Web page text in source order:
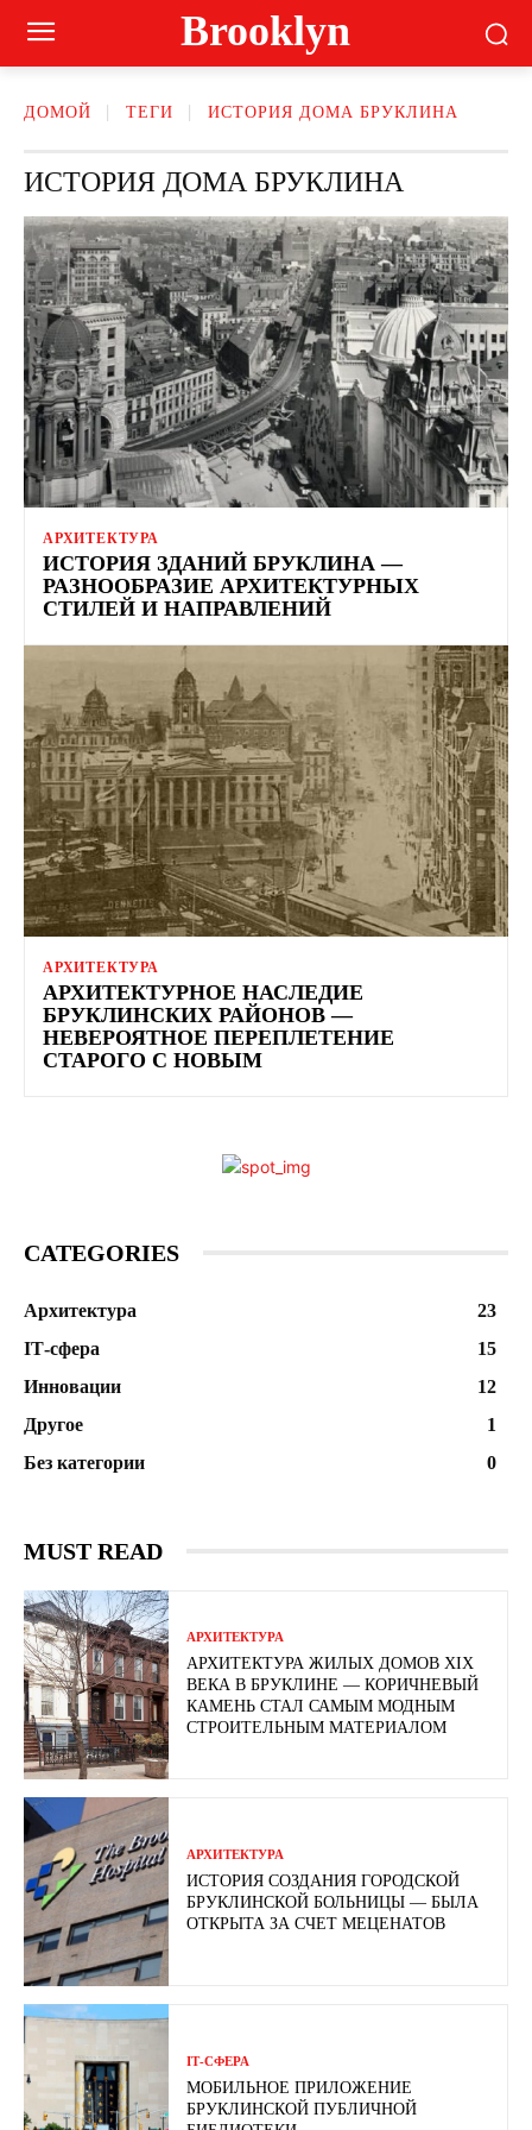
Brooklyn
ДОМОЙ ТЕГИ ИСТОРИЯ ДОМА БРУКЛИНА
ИСТОРИЯ ДОМА БРУКЛИНА
АРХИТЕКТУРА
ИСТОРИЯ ЗДАНИЙ БРУКЛИНА —
РАЗНООБРАЗИЕ АРХИТЕКТУРНЫХ
СТИЛЕЙ И НАПРАВЛЕНИЙ
АРХИТЕКТУРА
АРХИТЕКТУРНОЕ НАСЛЕДИЕ
БРУКЛИНСКИХ РАЙОНОВ —
НЕВЕРОЯТНОЕ ПЕРЕПЛЕТЕНИЕ
СТАРОГО С НОВЫМ
CATEGORIES
Архитектура
23
ІТ-сфера
15
Инновации
12
Другое
1
Без категории
0
MUST READ
АРХИТЕКТУРА
АРХИТЕКТУРА ЖИЛЫХ ДОМОВ XIX
ВЕКА В БРУКЛИНЕ — КОРИЧНЕВЫЙ
КАМЕНЬ СТАЛ САМЫМ МОДНЫМ
СТРОИТЕЛЬНЫМ МАТЕРИАЛОМ
АРХИТЕКТУРА
ИСТОРИЯ СОЗДАНИЯ ГОРОДСКОЙ
БРУКЛИНСКОЙ БОЛЬНИЦЫ — БЫЛА
ОТКРЫТА ЗА СЧЕТ МЕЦЕНАТОВ
ІТ-СФЕРА
МОБИЛЬНОЕ ПРИЛОЖЕНИЕ
БРУКЛИНСКОЙ ПУБЛИЧНОЙ